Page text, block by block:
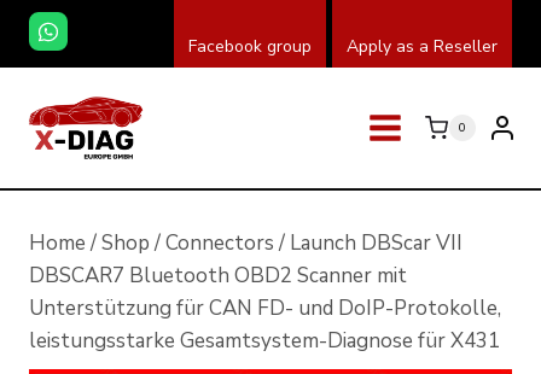
Zum
Inhalt
springen
Facebook group Apply as a Reseller
0
Home /Shop /Connectors / Launch DBScar VII
DBSCAR7 Bluetooth OBD2 Scanner mit
Unterstützung für CAN FD- und DoIP-Protokolle,
leistungsstarke Gesamtsystem-Diagnose für X431